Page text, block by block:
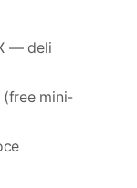
— deli
mini-